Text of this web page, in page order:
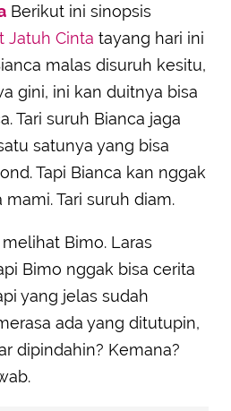
Berikut ini sinopsis
Jatuh Cinta tayang hari ini
malas disuruh kesitu,
gini, ini kan duitnya bisa
Tari suruh Bianca jaga
satunya yang bisa
Tapi Bianca kan nggak
Tari suruh diam.
Bimo. Laras
Bimo nggak bisa cerita
yang jelas sudah
ada yang ditutupin,
dipindahin? Kemana?